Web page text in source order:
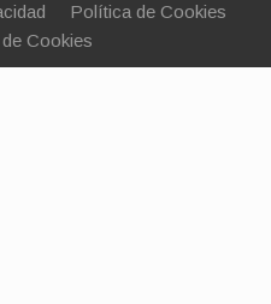
Política de Cookies
Cookies